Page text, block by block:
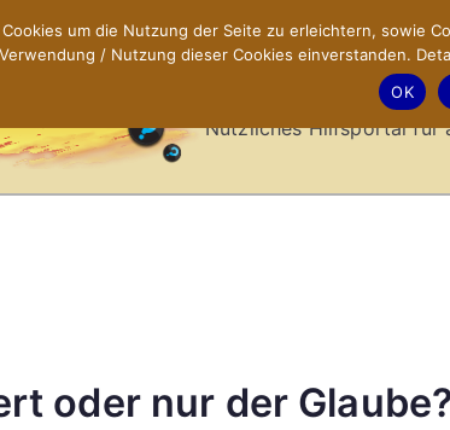
X-
Nützliches Hilfsportal für
oder nur der Glaube?
um die Nutzung der Seite zu erleichtern, sowie
Verwendung / Nutzung dieser Cookies einverstanden.
OK